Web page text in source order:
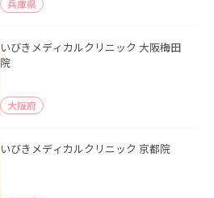
兵庫県
いびきメディカルクリニック 大阪梅田
院
大阪府
いびきメディカルクリニック 京都院